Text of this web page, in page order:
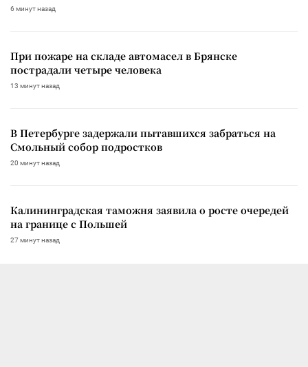
6 минут назад
При пожаре на складе автомасел в Брянске
пострадали четыре человека
13 минут назад
В Петербурге задержали пытавшихся забраться на
Смольный собор подростков
20 минут назад
Калининградская таможня заявила о росте очередей
на границе с Польшей
27 минут назад